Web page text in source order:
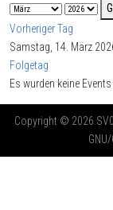
Vorheriger Tag
Samstag, 14. März
Folgetag
Es wurden keine
Copyright © 2026